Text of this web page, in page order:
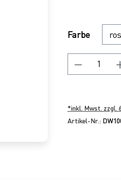
Farbe
Produkt
*inkl. Mwst. zzgl.
Artikel-Nr.: